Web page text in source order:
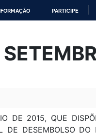
PARTICIPE
DE 2015, QUE
DE DESEMBOLSO DO